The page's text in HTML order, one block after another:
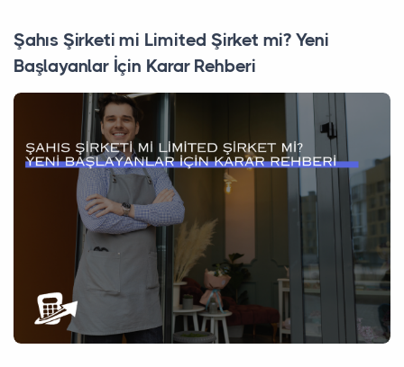
Şahıs Şirketi mi Limited Şirket mi? Yeni
Başlayanlar İçin Karar Rehberi